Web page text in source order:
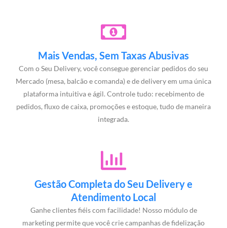
Mais Vendas, Sem Taxas Abusivas
Com o Seu Delivery, você consegue gerenciar pedidos do seu
Mercado (mesa, balcão e comanda) e de delivery em uma única
plataforma intuitiva e ágil. Controle tudo: recebimento de
pedidos, fluxo de caixa, promoções e estoque, tudo de maneira
integrada.
Gestão Completa do Seu Delivery e
Atendimento Local
Ganhe clientes fiéis com facilidade! Nosso módulo de
marketing permite que você crie campanhas de fidelização